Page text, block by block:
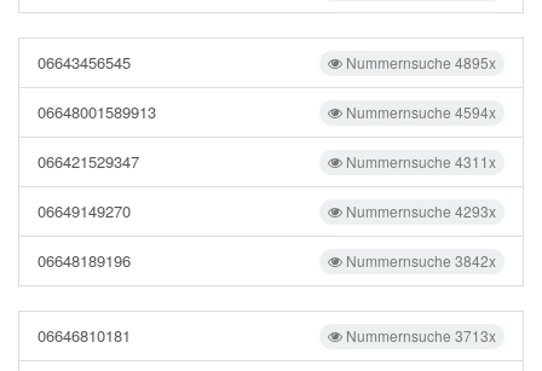
Nummernsuche 4895x
06643456545
Nummernsuche 4594x
06648001589913
Nummernsuche 4311x
066421529347
Nummernsuche 4293x
06649149270
Nummernsuche 3842x
06648189196
Nummernsuche 3713x
06646810181